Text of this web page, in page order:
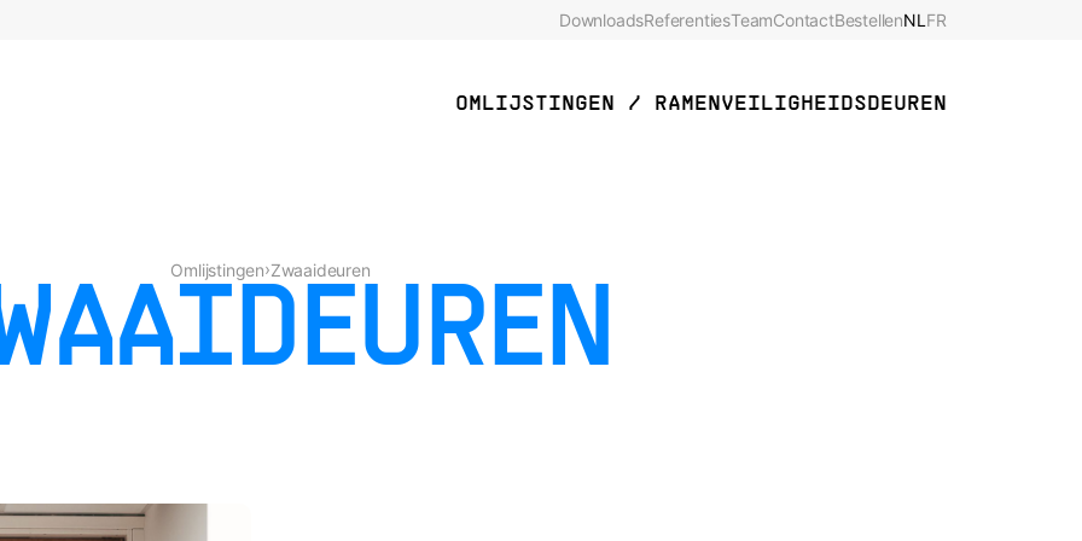
DownloadsReferentiesTeamContactBestellenNL FR
OMLIJSTINGEN / RAMEN VEILIGHEIDSDEUREN
Omlijstingen›Zwaaideuren